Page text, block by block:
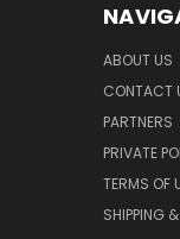
ABOUT US
CONTACT
PARTNERS
PRIVATE
TERMS OF
SHIPPING